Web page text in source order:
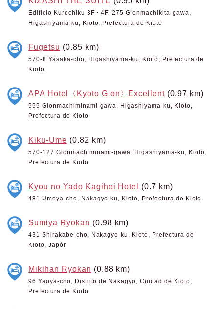
Edificio Kurochiku 3F・4F, 275 Gionmachikita-gawa,
Higashiyama-ku, Kioto, Prefectura de Kioto
Fugetsu (0.85 km)
570-8 Yasaka-cho, Higashiyama-ku, Kioto, Prefectura de
Kioto
APA Hotel〈Kyoto Gion〉Excellent (0.97 km)
555 Gionmachiminami-gawa, Higashiyama-ku, Kioto,
Prefectura de Kioto
Kiku-Ume (0.82 km)
570-127 Gionmachiminami-gawa, Higashiyama-ku, Kioto,
Prefectura de Kioto
Kyou no Yado Kagihei Hotel (0.7 km)
481 Umeya-cho, Nakagyo-ku, Kioto, Prefectura de Kioto
Sumiya Ryokan (0.98 km)
431 Shirakabe-cho, Nakagyo-ku, Kioto, Prefectura de
Kioto, Japón
Mikihan Ryokan (0.88 km)
96 Yaoya-cho, Distrito de Nakagyo, Ciudad de Kioto,
Prefectura de Kioto